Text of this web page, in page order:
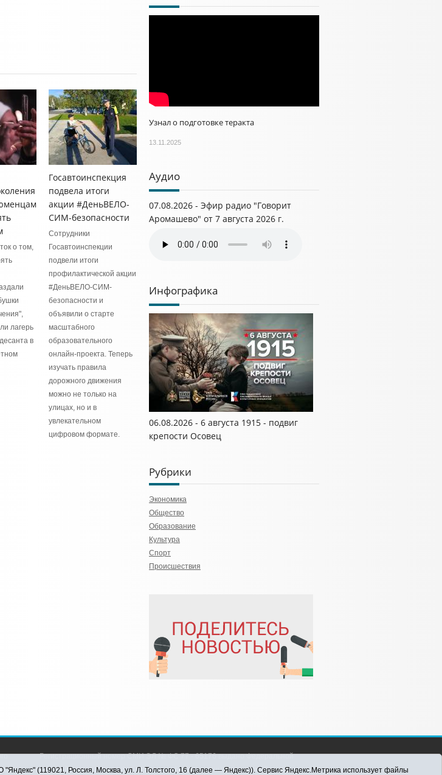
о том,
лагерь
в
Госавтоинспекция
подвела итоги
акции #ДеньВЕЛО-
СИМ-безопасности
Сотрудники
Госавтоинспекции
подвели итоги
профилактической акции
#ДеньВЕЛО-СИМ-
безопасности и
объявили о старте
масштабного
образовательного
онлайн-проекта. Теперь
изучать правила
дорожного движения
можно не только на
улицах, но и в
увлекательном
цифровом формате.
Узнал о подготовке теракта
13.11.2025
Аудио
07.08.2026 - Эфир радио "Говорит
Аромашево" от 7 августа 2026 г.
Инфографика
06.08.2026 - 6 августа 1915 - подвиг
крепости Осовец
Рубрики
Экономика
Общество
Образование
Культура
Спорт
Происшествия
Регистрационный номер СМИ ЭЛ № ФС 77 - 65176 выдано Федеральной
службой по надзору в сфере связи, информационных технологий и массовых
(119021, Россия, Москва, ул. Л. Толстого, 16 (далее — Яндекс)). Сервис Яндекс.Метрика использует файлы